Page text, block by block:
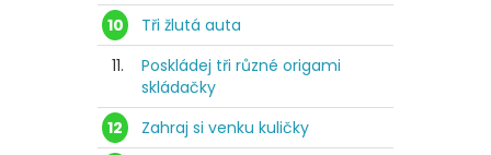
10
Tři žlutá auta
11.
Poskládej tři různé origami
skládačky
12
Zahraj si venku kuličky